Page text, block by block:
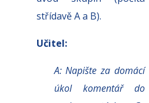
střídavě A a B).
Učitel:
A: Napište za domácí
úkol komentář do